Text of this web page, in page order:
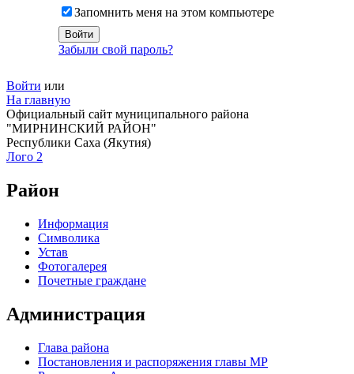
Запомнить меня на этом компьютере
Забыли свой пароль?
Войти или
На главную
Официальный сайт муниципального района
"МИРНИНСКИЙ РАЙОН"
Республики Саха (Якутия)
Лого 2
Район
Информация
Символика
Устав
Фотогалерея
Почетные граждане
Администрация
Глава района
Постановления и распоряжения главы МР